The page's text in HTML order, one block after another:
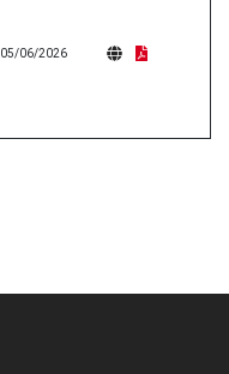
05/06/2026